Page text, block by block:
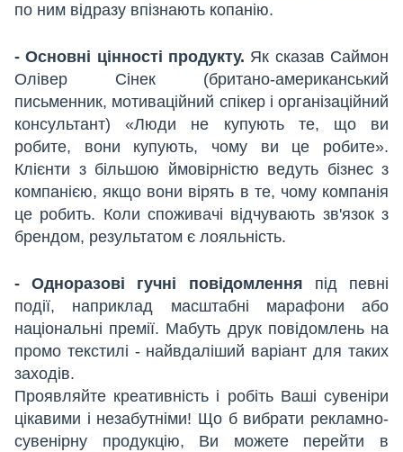
по ним відразу впізнають копанію.
- Основні цінності продукту. Як сказав Саймон
Олівер Сінек (британо-американський
письменник, мотиваційний спікер і організаційний
консультант) «Люди не купують те, що ви
робите, вони купують, чому ви це робите».
Клієнти з більшою ймовірністю ведуть бізнес з
компанією, якщо вони вірять в те, чому компанія
це робить. Коли споживачі відчувають зв'язок з
брендом, результатом є лояльність.
- Одноразові гучні повідомлення під певні
події, наприклад масштабні марафони або
національні премії. Мабуть друк повідомлень на
промо текстилі - найвдаліший варіант для таких
заходів.
Проявляйте креативність і робіть Ваші сувеніри
цікавими і незабутніми! Що б вибрати рекламно-
сувенірну продукцію, Ви можете перейти в